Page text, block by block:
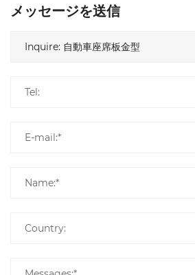
メッセージを送信